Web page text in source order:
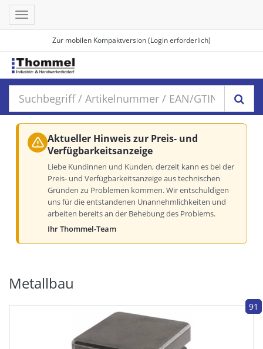
Zur mobilen Kompaktversion (Login erforderlich)
Toggle
navigation
Aktueller Hinweis zur Preis- und
Verfügbarkeitsanzeige
Liebe Kundinnen und Kunden, derzeit kann es bei der
Preis- und Verfügbarkeitsanzeige aus technischen
Gründen zu Problemen kommen. Wir entschuldigen
uns für die entstandenen Unannehmlichkeiten und
arbeiten bereits an der Behebung des Problems.
Ihr Thommel-Team
Metallbau
91